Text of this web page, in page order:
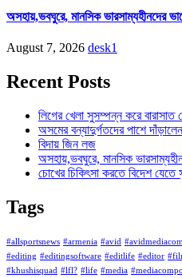
অসহায়,ভবঘুরে, মানসিক ভারসাম্যহীনদের
August 7, 2026 desk1
Recent Posts
লিগের খেলা সুসম্পন্ন করে বারাসাত
অসমের বন্যাদুর্গতদের পাশে
বিদায় জিন লজ
অসহায়,ভবঘুরে, মানসিক
চোখের চিকিৎসা করতে বিদেশ যেতে
Tags
#allsportsnews #armenia #avid
#editing #editingsoftware #editlife #editor
#khushisquad #lfl? #life #media